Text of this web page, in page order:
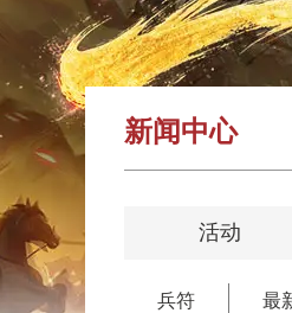
新闻中心
活动
兵符 最